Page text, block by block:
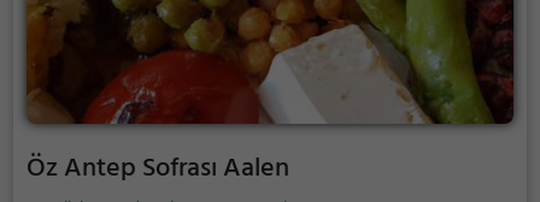
Öz Antep Sofrası Aalen